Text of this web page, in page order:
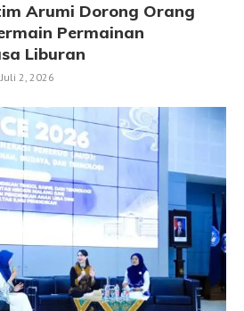
Arumi Dorong Orang
Permainan
Liburan
Juli 2, 2026